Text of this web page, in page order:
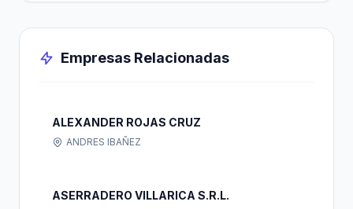
Empresas Relacionadas
ALEXANDER ROJAS CRUZ
ANDRES IBAÑEZ
ASERRADERO VILLARICA S.R.L.